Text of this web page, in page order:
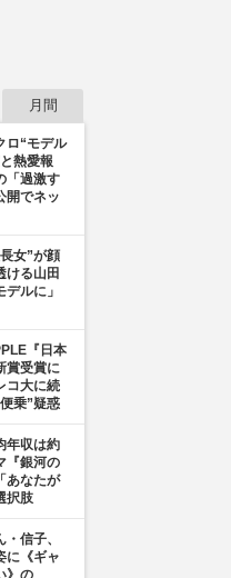
月間
ロ“モデル
熱愛報
「過激す
開でネッ
女”が顔
ける山田
ルに」
『日本
賞受賞に
コ大に続
乗”疑惑
年収は約
『銀河の
あなたが
択肢
信子、
に《ギャ
》の